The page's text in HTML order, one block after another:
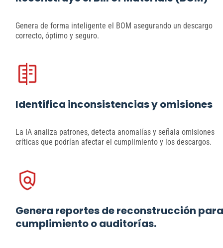
Genera de forma inteligente el BOM asegurando un descargo
correcto, óptimo y seguro.
Identifica inconsistencias y omisiones
La IA analiza patrones, detecta anomalías y señala omisiones
críticas que podrían afectar el cumplimiento y los descargos.
Genera reportes de reconstrucción para
cumplimiento o auditorías.